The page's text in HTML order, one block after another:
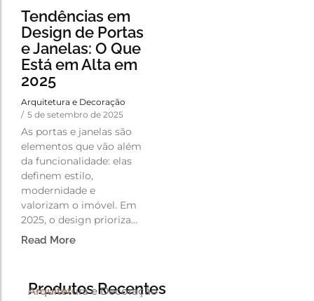
Tendências em
Design de Portas
e Janelas: O Que
Está em Alta em
2025
Arquitetura e Decoração
/ 5 de setembro de 2025
As portas e janelas são
elementos que vão além
da funcionalidade: elas
definem estilo,
modernidade e
valorizam o imóvel. Em
2025, o design prioriza...
Read More
Produtos Recentes
Arquitetura e Decoração